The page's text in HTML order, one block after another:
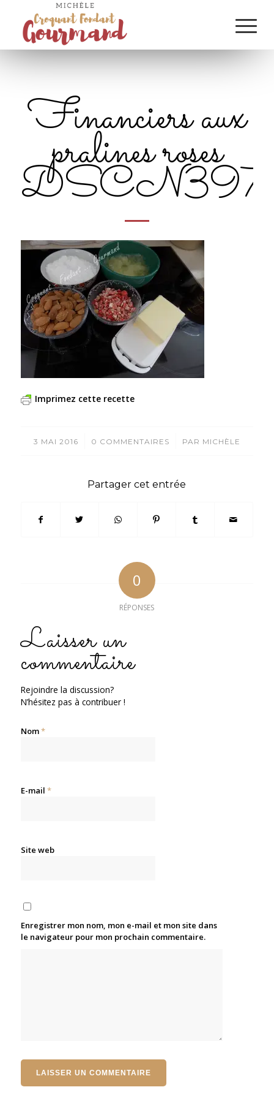
Financiers aux
pralines roses
Imprimez cette recette
3 MAI 2016
/ 0 COMMENTAIRES
/ PAR MICHÈLE
Partager cet entrée
0
RÉPONSES
Laisser un
commentaire
Rejoindre la discussion?
N’hésitez pas à contribuer !
Nom*
E-mail *
Site web
Enregistrer mon nom, mon e-mail et mon site dans
le navigateur pour mon prochain commentaire.